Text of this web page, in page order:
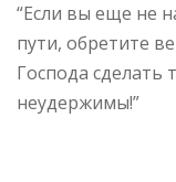
“Если вы еще не
пути, обретите
Господа сделать
неудержимы!”